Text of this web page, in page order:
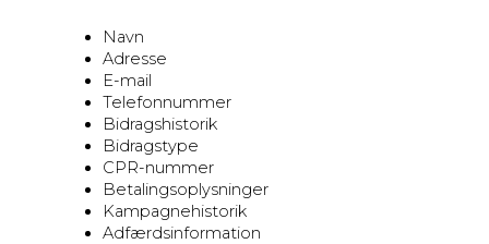
Navn
Adresse
E-mail
Telefonnummer
Bidragshistorik
Bidragstype
CPR-nummer
Betalingsoplysninger
Kampagnehistorik
Adfærdsinformation